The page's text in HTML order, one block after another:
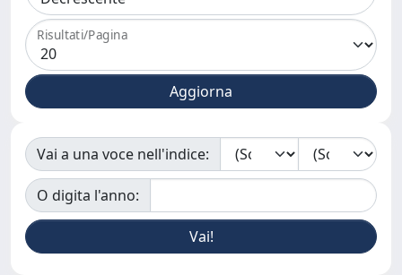
Risultati/Pagina
Vai a una voce nell'indice:
O digita l'anno: